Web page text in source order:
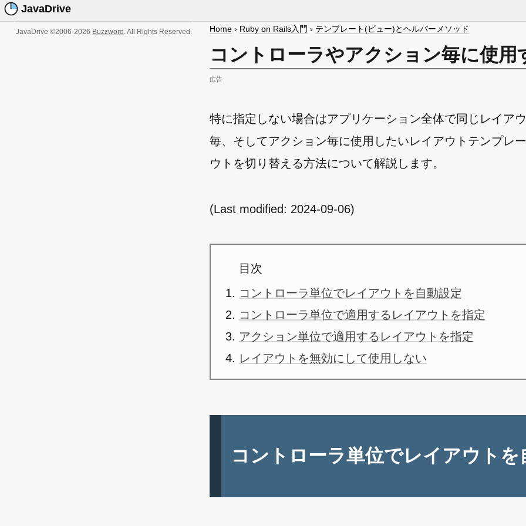
JavaDrive
Home › Ruby on Rails入門 › テンプレート(ビュー)とヘルパーメソッド
コントローラやアクション毎に使
広告
特に指定しない場合はアプリケーション全体で同じレイア
毎、そしてアクション毎に使用したいレイアウトテンプレ
ウトを切り替える方法について解説します。
(Last modified: 2024-09-06)
目次
コントローラ単位でレイアウトを自動設定
コントローラ単位で適用するレイアウトを指定
アクション単位で適用するレイアウトを指定
レイアウトを無効にして使用しない
コントローラ単位でレイアウトを
JavaDrive ©2006-2026 Buzzword . All Rights Reserved.